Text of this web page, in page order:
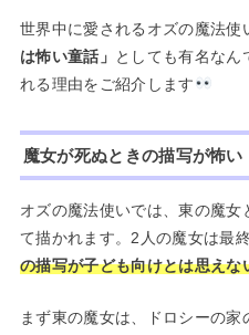
世界中に愛されるオズの魔法使
は怖い童話」 としても有名なん
れる理由をご紹介します
魔女が死ぬときの描写が怖い
オズの魔法使いでは、東の魔
て描かれます。2人の魔女は最
の描写が子ども向けとは思えな
まず東の魔女は、ドロシーの家